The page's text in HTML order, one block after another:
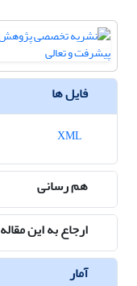
فایل ها
هم رسانی
ارجاع به این مقاله
آمار